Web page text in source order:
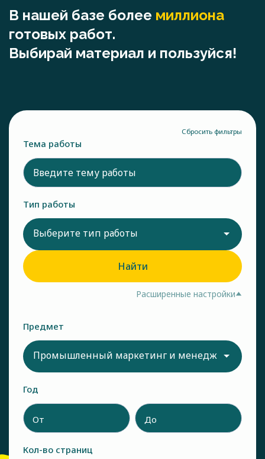
В нашей базе более миллиона
готовых работ.
Выбирай материал и пользуйся!
Сбросить фильтры
Тема работы
Тип работы
Выберите тип работы
Найти
Расширенные настройки
Предмет
Промышленный маркетинг и менеджмент
Год
От До
Кол-во страниц